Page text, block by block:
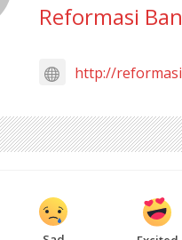
Reformasi
http://